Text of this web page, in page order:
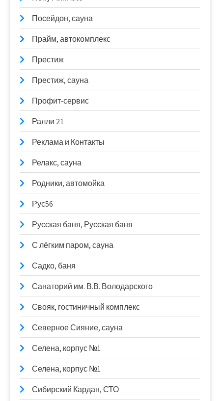
Посейдон, сауна
Прайм, автокомплекс
Престиж
Престиж, сауна
Профит-сервис
Ралли 21
Реклама и Контакты
Релакс, сауна
Родники, автомойка
Рус56
Русская баня, Русская баня
С лёгким паром, сауна
Садко, баня
Санаторий им. В.В. Володарского
Свояк, гостиничный комплекс
Северное Сияние, сауна
Селена, корпус №1
Селена, корпус №1
Сибирский Кардан, СТО